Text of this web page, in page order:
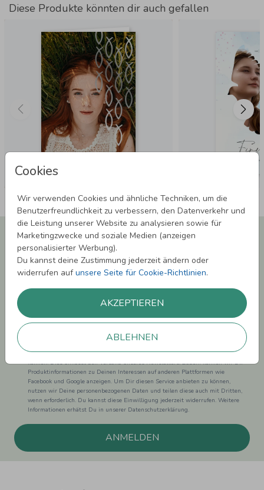
Cookies
Wir verwenden Cookies und ähnliche Techniken, um die
Benutzerfreundlichkeit zu verbessern, den Datenverkehr und
die Leistung unserer Website zu analysieren sowie für
Marketingzwecke und soziale Medien (anzeigen
personalisierter Werbung).
Du kannst deine Zustimmung jederzeit ändern oder
widerrufen aufunsere Seite für Cookie-Richtlinien.
AKZEPTIEREN
ABLEHNEN
Diese Produkte könnten dir auch gefallen
Newsletter abonnieren und 5,00 € Rabatt**
sichern!
Melde Dich zu unserem Newsletter an und bleibe auf dem
Laufenden.
dass wir Dich mit neuesten Informationen aus unserem Angebot informieren
können. Dies umfasst den Versand unseres Newsletters. Zudem können wir Dir
Produktinformationen zu Deinen Interessen auf anderen Plattformen wie
Facebook und Google anzeigen. Um Dir diesen Service anbieten zu können,
nutzen wir Deine personenbezogenen Daten und teilen diese auch mit Dritten,
wenn erforderlich. Du kannst diese Einwilligung jederzeit widerrufen. Weitere
Informationen erhätst Du in unserer Datenschutzerklärung.
ANMELDEN